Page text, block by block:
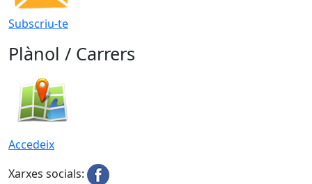
Subscriu-te
Plànol / Carrers
Accedeix
Xarxes socials: